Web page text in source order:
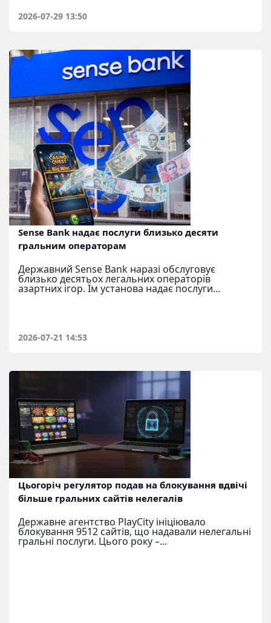
2026-07-29 13:50
Sense Bank надає послуги близько десяти
гральним операторам
Державний Sense Bank наразі обслуговує
близько десятьох легальних операторів
азартних ігор. Їм установа надає послуги...
2026-07-21 14:53
Цьогоріч регулятор подав на блокування вдвічі
більше гральних сайтів нелегалів
Державне агентство PlayCity ініціювало
блокування 9512 сайтів, що надавали нелегальні
гральні послуги. Цього року –...